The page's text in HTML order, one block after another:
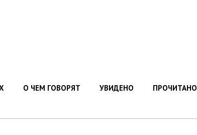
О ЧЕМ ГОВОРЯТ УВИДЕНО ПРОЧИТАНО